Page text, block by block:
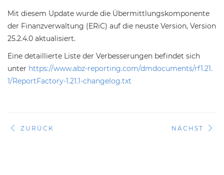
Mit diesem Update wurde die Übermittlungskomponente
der Finanzverwaltung (ERiC) auf die neuste Version, Version
25.2.4.0 aktualisiert.
Eine detaillierte Liste der Verbesserungen befindet sich
unter https://www.abz-reporting.com/dmdocuments/rf1.21.
1/ReportFactory-1.21.1-changelog.txt
ZURÜCK NÄCHST